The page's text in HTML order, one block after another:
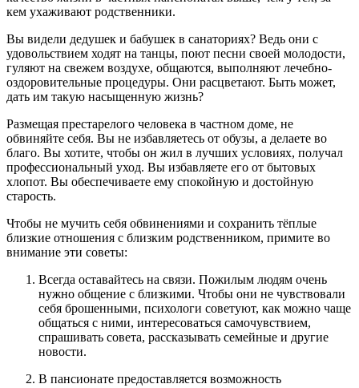
кем ухаживают родственники.
Вы видели дедушек и бабушек в санаториях? Ведь они с
удовольствием ходят на танцы, поют песни своей молодости,
гуляют на свежем воздухе, общаются, выполняют лечебно-
оздоровительные процедуры. Они расцветают. Быть может,
дать им такую насыщенную жизнь?
Размещая престарелого человека в частном доме, не
обвиняйте себя. Вы не избавляетесь от обузы, а делаете во
благо. Вы хотите, чтобы он жил в лучших условиях, получал
профессиональный уход. Вы избавляете его от бытовых
хлопот. Вы обеспечиваете ему спокойную и достойную
старость.
Чтобы не мучить себя обвинениями и сохранить тёплые
близкие отношения с близким родственником, примите во
внимание эти советы:
Всегда оставайтесь на связи. Пожилым людям очень
нужно общение с близкими. Чтобы они не чувствовали
себя брошенными, психологи советуют, как можно чаще
общаться с ними, интересоваться самочувствием,
спрашивать совета, рассказывать семейные и другие
новости.
В пансионате предоставляется возможность